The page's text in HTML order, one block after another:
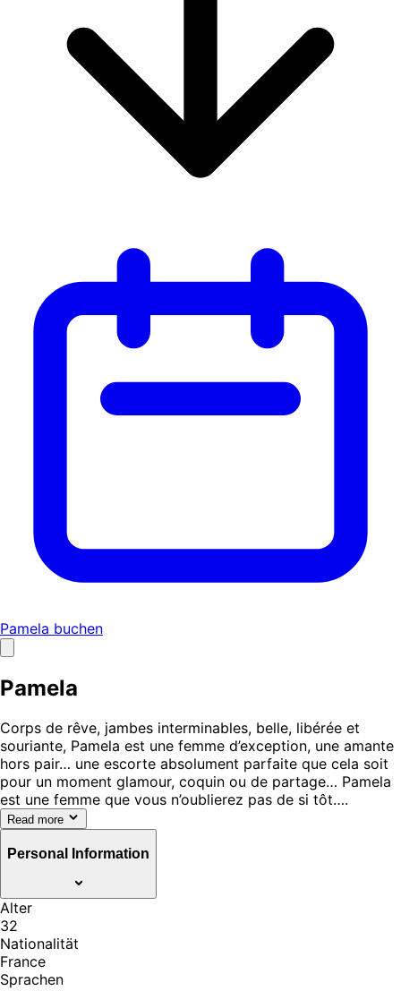
Pamela buchen
Pamela
Corps de rêve, jambes interminables, belle, libérée et
souriante, Pamela est une femme d’exception, une amante
hors pair… une escorte absolument parfaite que cela soit
pour un moment glamour, coquin ou de partage… Pamela
est une femme que vous n’oublierez pas de si tôt….
Read more
Personal Information
Alter
32
Nationalität
France
Sprachen